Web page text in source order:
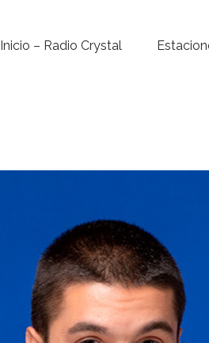
Inicio – Radio Crystal
Para ti
Contacto